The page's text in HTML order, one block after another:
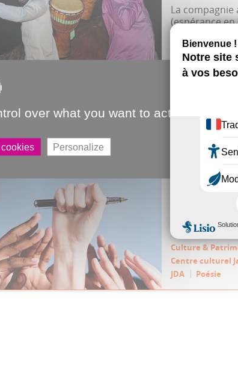
La compagnie
(espérance
duo p...
Culture &
Centre culturel
Que la
Le Printemps
jusqu’au 25
L’occasion
Culture &
Centre culturel
JDA
Poésie
over what you want to activate
Personalize